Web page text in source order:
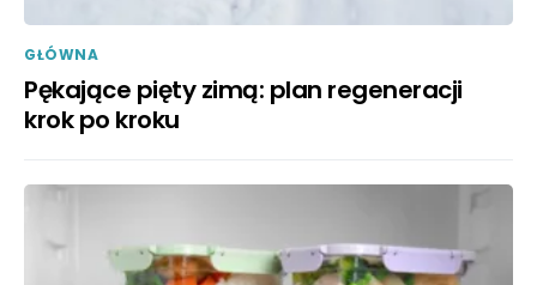
GŁÓWNA
Pękające pięty zimą: plan regeneracji
krok po kroku